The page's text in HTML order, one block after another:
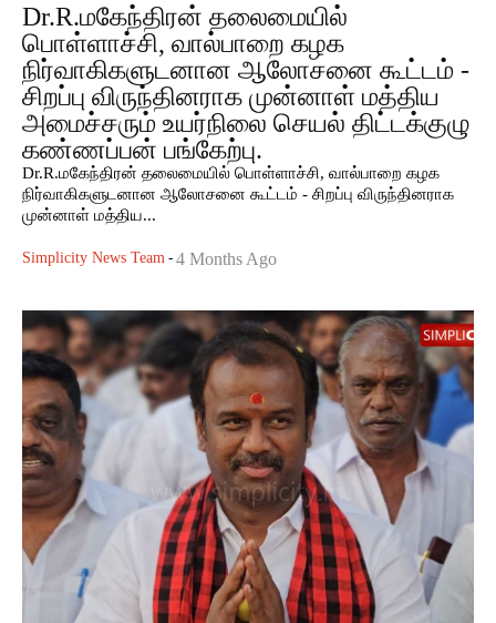
Dr.R.மகேந்திரன் தலைமையில்
பொள்ளாச்சி, வால்பாறை கழக
நிர்வாகிகளுடனான ஆலோசனை கூட்டம் -
சிறப்பு விருந்தினராக முன்னாள் மத்திய
அமைச்சரும் உயர்நிலை செயல் திட்டக்குழு
கண்ணப்பன் பங்கேற்பு.
Dr.R.மகேந்திரன் தலைமையில் பொள்ளாச்சி, வால்பாறை கழக
நிர்வாகிகளுடனான ஆலோசனை கூட்டம் - சிறப்பு விருந்தினராக
முன்னாள் மத்திய...
Simplicity News Team - 4 Months Ago